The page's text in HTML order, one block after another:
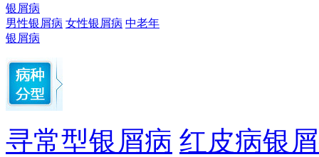
银屑病
男性银屑病 女性银屑病 中老年
银屑病
寻常型银屑病 红皮病银